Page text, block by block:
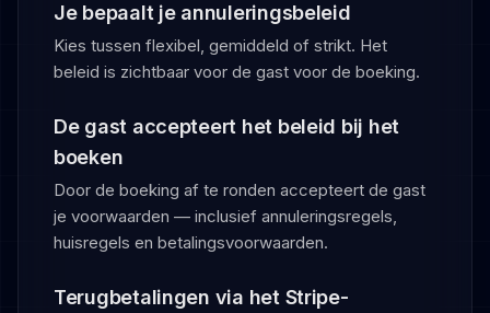
Je bepaalt je annuleringsbeleid
Kies tussen flexibel, gemiddeld of strikt. Het
beleid is zichtbaar voor de gast voor de boeking.
De gast accepteert het beleid bij het
boeken
Door de boeking af te ronden accepteert de gast
je voorwaarden — inclusief annuleringsregels,
huisregels en betalingsvoorwaarden.
Terugbetalingen via het Stripe-